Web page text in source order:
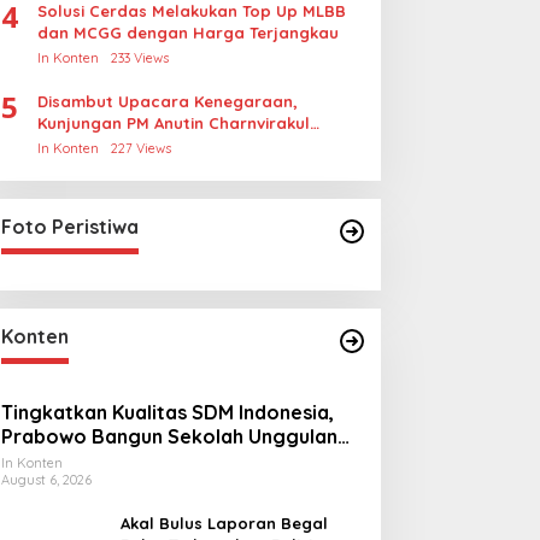
4
Solusi Cerdas Melakukan Top Up MLBB
dan MCGG dengan Harga Terjangkau
In Konten 233 Views
5
Disambut Upacara Kenegaraan,
Kunjungan PM Anutin Charnvirakul
Perkuat Hubungan Indonesia-Thailand
In Konten 227 Views
Foto Peristiwa
Konten
Tingkatkan Kualitas SDM Indonesia,
Prabowo Bangun Sekolah Unggulan
hingga Undang Universitas Terbaik
Dunia
In Konten
August 6, 2026
Akal Bulus Laporan Begal